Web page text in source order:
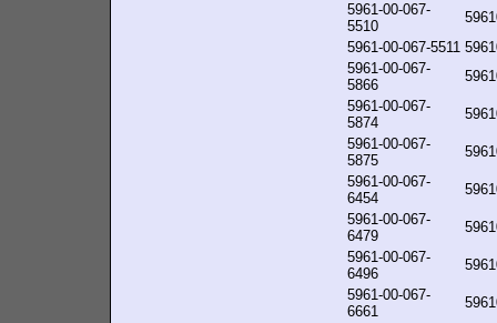
5961-00-067-
5510
5961-00-067-5511
5961-00-067-
5866
5961-00-067-
5874
5961-00-067-
5875
5961-00-067-
6454
5961-00-067-
6479
5961-00-067-
6496
5961-00-067-
6661